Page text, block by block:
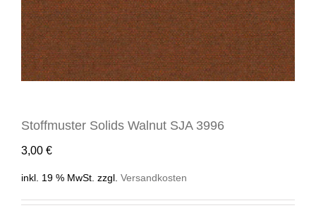
Stoffmuster Solids Walnut SJA 3996
3,00 €
inkl. 19 % MwSt. zzgl. Versandkosten